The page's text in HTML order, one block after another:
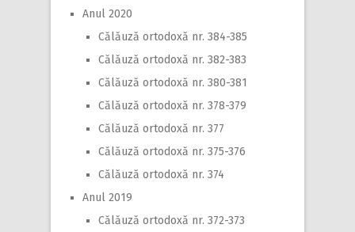
Anul 2020
Călăuză ortodoxă nr. 384-385
Călăuză ortodoxă nr. 382-383
Călăuză ortodoxă nr. 380-381
Călăuză ortodoxă nr. 378-379
Călăuză ortodoxă nr. 377
Călăuză ortodoxă nr. 375-376
Călăuză ortodoxă nr. 374
Anul 2019
Călăuză ortodoxă nr. 372-373